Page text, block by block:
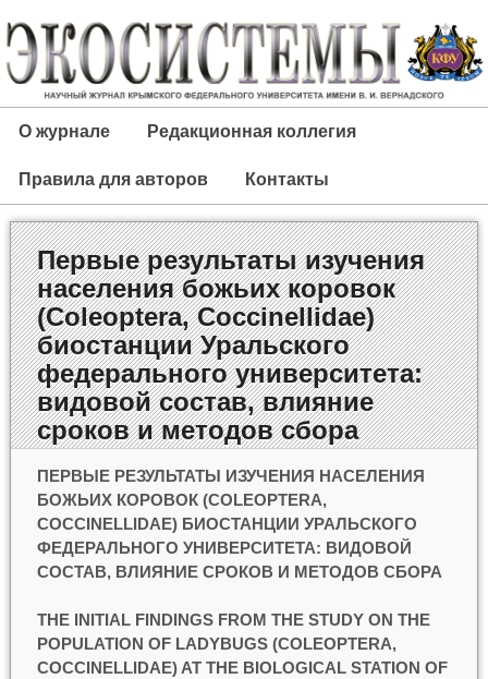
О журнале Редакционная коллегия
Правила для авторов Контакты
Первые результаты изучения
населения божьих коровок
(Сoleoptera, Сoccinellidae)
биостанции Уральского
федерального университета:
видовой состав, влияние
сроков и методов сбора
ПЕРВЫЕ РЕЗУЛЬТАТЫ ИЗУЧЕНИЯ НАСЕЛЕНИЯ
БОЖЬИХ КОРОВОК (СOLEOPTERA,
СOCCINELLIDAE) БИОСТАНЦИИ УРАЛЬСКОГО
ФЕДЕРАЛЬНОГО УНИВЕРСИТЕТА: ВИДОВОЙ
СОСТАВ, ВЛИЯНИЕ СРОКОВ И МЕТОДОВ СБОРА
THE INITIAL FINDINGS FROM THE STUDY ON THE
POPULATION OF LADYBUGS (COLEOPTERA,
COCCINELLIDAE) AT THE BIOLOGICAL STATION OF